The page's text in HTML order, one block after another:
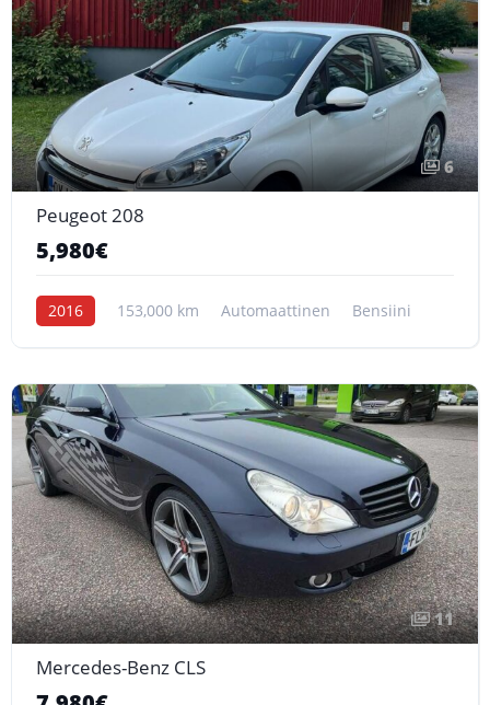
6
Peugeot 208
5,980€
2016 153,000 km Automaattinen Bensiini
11
Mercedes-Benz CLS